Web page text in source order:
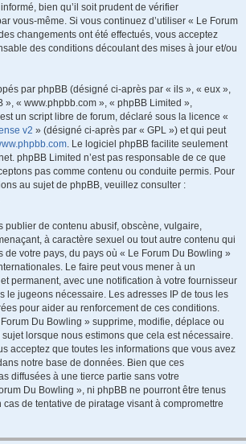
bien qu’il soit prudent de vérifier
vous-même. Si vous continuez d’utiliser « Le Forum
changements ont été effectués, vous acceptez
des conditions découlant des mises à jour et/ou
par phpBB (désigné ci-après par « ils », « eux »,
», « www.phpbb.com », « phpBB Limited »,
un script libre de forum, déclaré sous la licence «
v2 » (désigné ci-après par « GPL ») et qui peut
. Le logiciel phpBB facilite seulement
phpBB Limited n’est pas responsable de ce que
pas comme contenu ou conduite permis. Pour
au sujet de phpBB, veuillez consulter :
publier de contenu abusif, obscène, vulgaire,
à caractère sexuel ou tout autre contenu qui
de votre pays, du pays où « Le Forum Du Bowling »
Le faire peut vous mener à un
permanent, avec une notification à votre fournisseur
le jugeons nécessaire. Les adresses IP de tous les
pour aider au renforcement de ces conditions.
Du Bowling » supprime, modifie, déplace ou
lorsque nous estimons que cela est nécessaire.
acceptez que toutes les informations que vous avez
notre base de données. Bien que ces
diffusées à une tierce partie sans votre
Du Bowling », ni phpBB ne pourront être tenus
de tentative de piratage visant à compromettre